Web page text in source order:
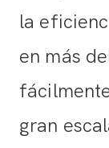
la
en más
gran